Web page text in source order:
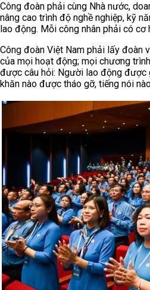
Công đoàn phải cùng Nhà nước,
nâng cao trình độ nghề nghiệp, kỹ
lao động. Mỗi công nhân phải có
Công đoàn Việt Nam phải lấy đoàn
của mọi hoạt động; mọi chương
được câu hỏi: Người lao động được
khăn nào được tháo gỡ, tiếng nói